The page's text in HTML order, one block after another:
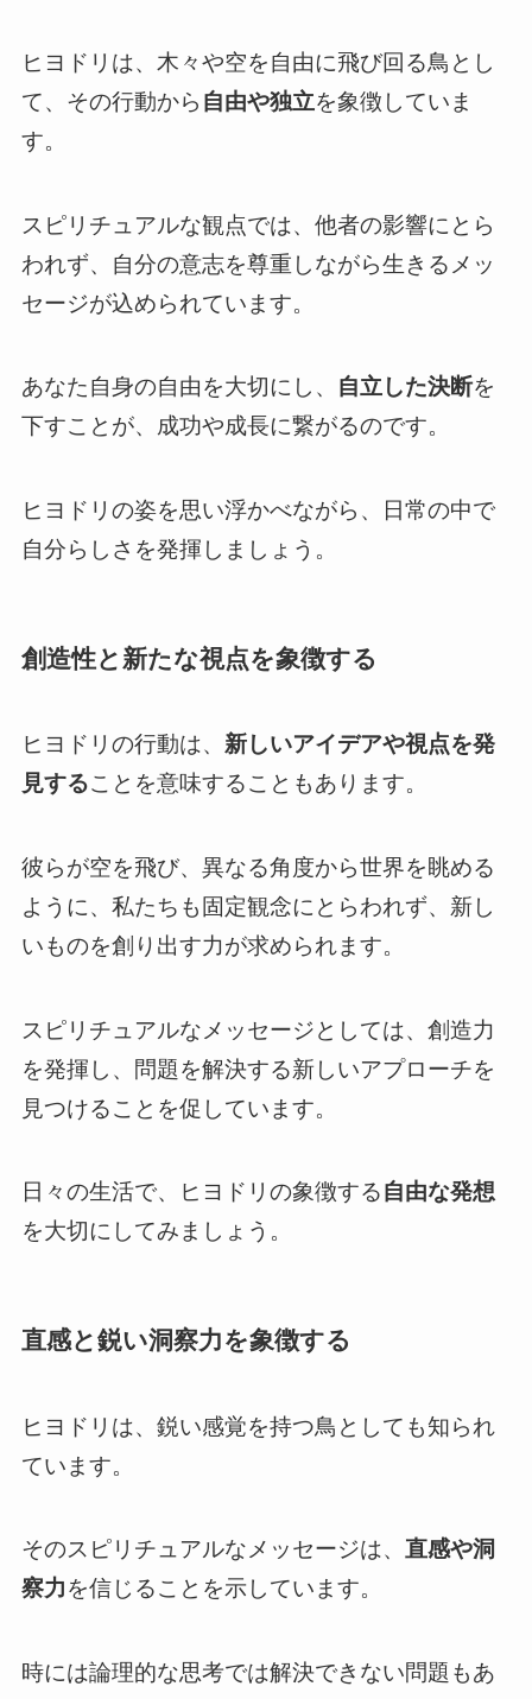
ヒヨドリは、木々や空を自由に飛び回る鳥とし
て、その行動から 自由や独立を象徴していま
す。
スピリチュアルな観点では、他者の影響にとら
われず、自分の意志を尊重しながら生きるメッ
セージが込められています。
あなた自身の自由を大切にし、 自立した決断を
下すことが、成功や成長に繋がるのです。
ヒヨドリの姿を思い浮かべながら、日常の中で
自分らしさを発揮しましょう。
創造性と新たな視点を象徴する
ヒヨドリの行動は、 新しいアイデアや視点を発
見することを意味することもあります。
彼らが空を飛び、異なる角度から世界を眺める
ように、私たちも固定観念にとらわれず、新し
いものを創り出す力が求められます。
スピリチュアルなメッセージとしては、創造力
を発揮し、問題を解決する新しいアプローチを
見つけることを促しています。
日々の生活で、ヒヨドリの象徴する自由な発想
を大切にしてみましょう。
直感と鋭い洞察力を象徴する
ヒヨドリは、鋭い感覚を持つ鳥としても知られ
ています。
そのスピリチュアルなメッセージは、 直感や洞
察力を信じることを示しています。
時には論理的な思考では解決できない問題もあ